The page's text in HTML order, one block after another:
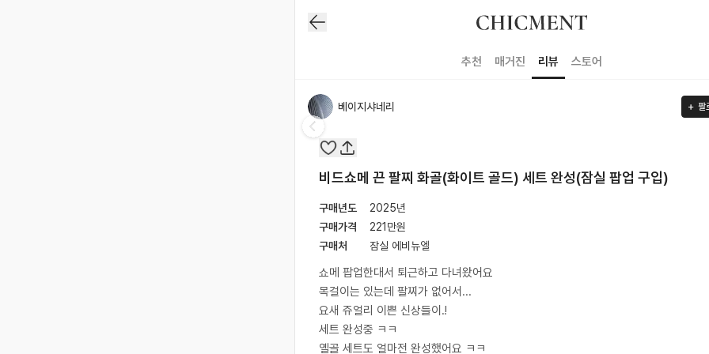
추천 매거진 리뷰 스토어
베이지샤네리 팔
비드쇼메 끈 팔찌 화골(화이트 골드) 세트 완성(잠실 팝업 구입)
구매년도
2025년
구매가격
221 만원
구매처
잠실 에비뉴엘
쇼메 팝업한대서 퇴근하고 다녀왔어요
목걸이는 있는데 팔찌가 없어서...
요새 쥬얼리 이쁜 신상들이.!
세트 완성중 ㅋㅋ
옐골 세트도 얼마전 완성했어요 ㅋㅋ